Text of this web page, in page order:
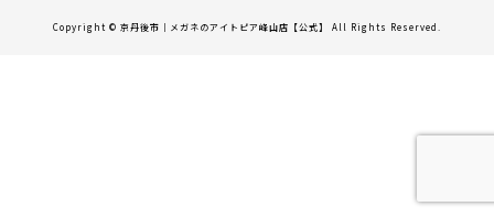
Copyright © 京丹後市｜メガネのアイトピア峰山店【公式】 All Rights Reserved.